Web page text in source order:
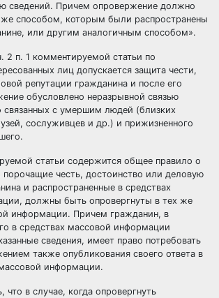
сведений. Причем опровержение должно
способом, которым были распространены
или другим аналогичным способом».
2 п. 1 комментируемой статьи по
лиц допускается защита чести,
репутации гражданина и после его
обусловлено неразрывной связью
связанных с умершим людей (близких
сослуживцев и др.) и прижизненного
статьи содержится общее правило о
порочащие честь, достоинство или деловую
и распространенные в средствах
должны быть опровергнуты в тех же
информации. Причем гражданин, в
в средствах массовой информации
сведения, имеет право потребовать
также опубликования своего ответа в
информации.
что в случае, когда опровергнуть